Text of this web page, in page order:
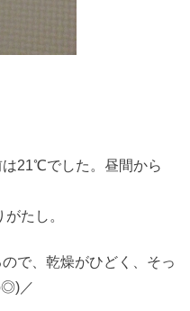
21℃でした。昼間から
たし。
で、乾燥がひどく、そっ
／